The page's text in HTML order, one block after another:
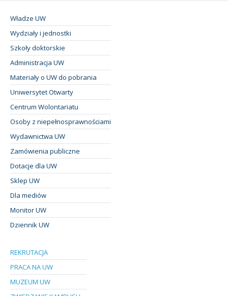
Władze UW
Wydziały i jednostki
Szkoły doktorskie
Administracja UW
Materiały o UW do pobrania
Uniwersytet Otwarty
Centrum Wolontariatu
Osoby z niepełnosprawnościami
Wydawnictwa UW
Zamówienia publiczne
Dotacje dla UW
Sklep UW
Dla mediów
Monitor UW
Dziennik UW
REKRUTACJA
PRACA NA UW
MUZEUM UW